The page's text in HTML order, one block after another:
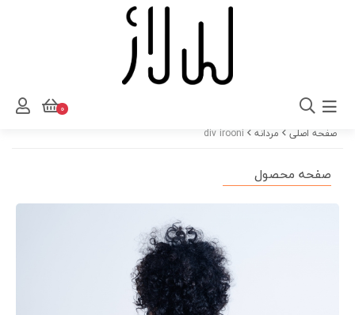
صفحه اصلی مردانه div irooni
صفحه محصول
0